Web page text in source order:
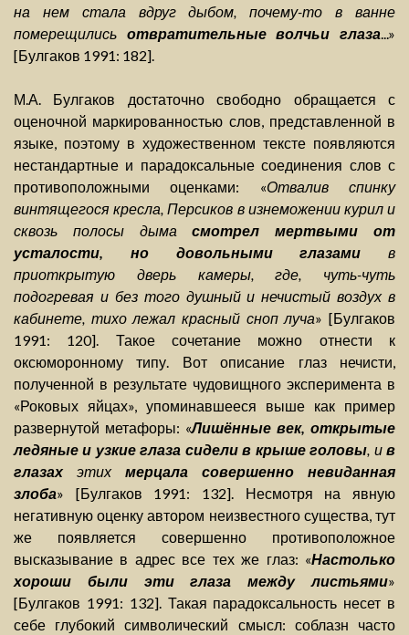
на нем стала вдруг дыбом, почему-то в ванне
померещились отвратительные волчьи глаза...»
[Булгаков 1991: 182].
М.А. Булгаков достаточно свободно обращается с
оценочной маркированностью слов, представленной в
языке, поэтому в художественном тексте появляются
нестандартные и парадоксальные соединения слов с
противоположными оценками: «Отвалив спинку
винтящегося кресла, Персиков в изнеможении курил и
сквозь полосы дымасмотрел мертвыми от
усталости, но довольными глазами в
приоткрытую дверь камеры, где, чуть-чуть
подогревая и без того душный и нечистый воздух в
кабинете, тихо лежал красный сноп луча» [Булгаков
1991: 120]. Такое сочетание можно отнести к
оксюморонному типу. Вот описание глаз нечисти,
полученной в результате чудовищного эксперимента в
«Роковых яйцах», упоминавшееся выше как пример
развернутой метафоры: «Лишённые век, открытые
ледяные и узкие глаза сидели в крыше головы, ив
глазахэтих мерцала совершенно невиданная
злоба» [Булгаков 1991: 132]. Несмотря на явную
негативную оценку автором неизвестного существа, тут
же появляется совершенно противоположное
высказывание в адрес все тех же глаз: «Настолько
хороши были эти глаза между листьями»
[Булгаков 1991: 132]. Такая парадоксальность несет в
себе глубокий символический смысл: соблазн часто